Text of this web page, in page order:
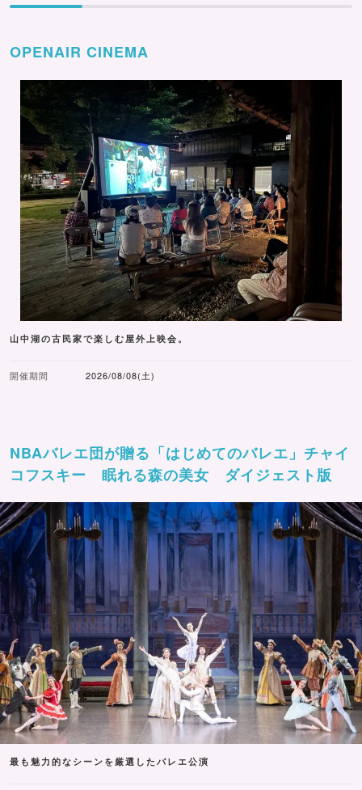
OPENAIR CINEMA
山中湖の古民家で楽しむ屋外上映会。
開催期間 2026/08/08(土)
NBAバレエ団が贈る「はじめてのバレエ」チャイ
コフスキー 眠れる森の美女 ダイジェスト版
最も魅力的なシーンを厳選したバレエ公演